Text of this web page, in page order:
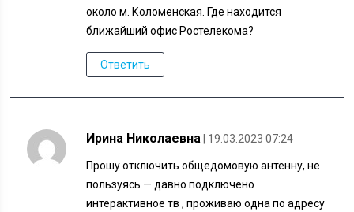
около м. Коломенская. Где находится
ближайший офис Ростелекома?
Ответить
Ирина Николаевна | 19.03.2023 07:24
Прошу отключить общедомовую антенну, не
пользуясь — давно подключено
интерактивное тв , проживаю одна по адресу